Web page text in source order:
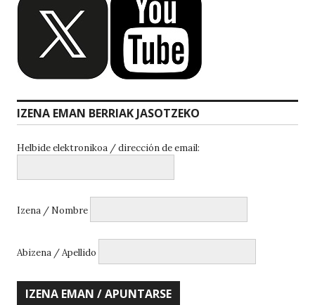
IZENA EMAN BERRIAK JASOTZEKO
Helbide elektronikoa / dirección de email:
Izena / Nombre
Abizena / Apellido